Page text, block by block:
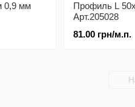
0,9 мм
Профиль L
Арт.205028
81.00 грн/м.п.